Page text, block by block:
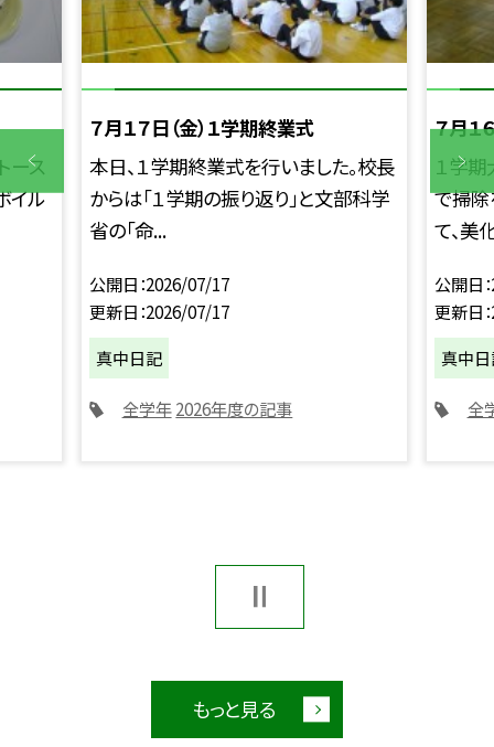
ース
イル
７月１７日（金）１学期終業式
本日、１学期終業式を行いました。校長
からは「１学期の振り返り」と文部科学
省の「命...
公開日 2026/07/17
更新日 2026/07/17
真中日記
全学年 2026年度の記事
７月１
１学
で掃除
て、美
公開日
更新日
真中
全
もっと見る